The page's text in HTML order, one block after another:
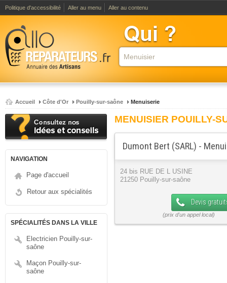
Politique d'accessibilité Aller au menu Aller au contenu
Accueil Côte d'Or Pouilly-sur-saône Menuiserie
NAVIGATION
Page d'accueil
Retour aux spécialités
SPÉCIALITÉS DANS LA VILLE
Electricien Pouilly-sur-
saône
Maçon Pouilly-sur-
saône
MENUISIER POUILLY-
Dumont Bert (SARL) -
24 bis RUE DE L USINE
21250 Pouilly-sur-saône
Devis